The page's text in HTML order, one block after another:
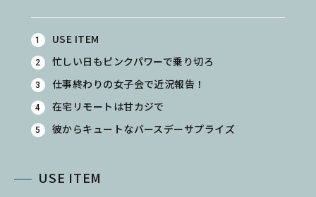
USE ITEM
忙しい日もピンクパワーで乗り切ろ
仕事終わりの女子会で近況報告！
在宅リモートは甘カジで
彼からキュートなバースデーサプライズ
USE ITEM